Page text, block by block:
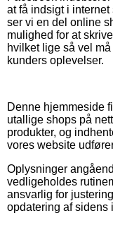
at få indsigt i
ser vi en del online
mulighed for at
hvilket lige så vel
kunders oplevelser.
Denne hjemmeside
utallige shops på
produkter, og
vores website
Oplysninger
vedligeholdes
ansvarlig for
opdatering af sidens